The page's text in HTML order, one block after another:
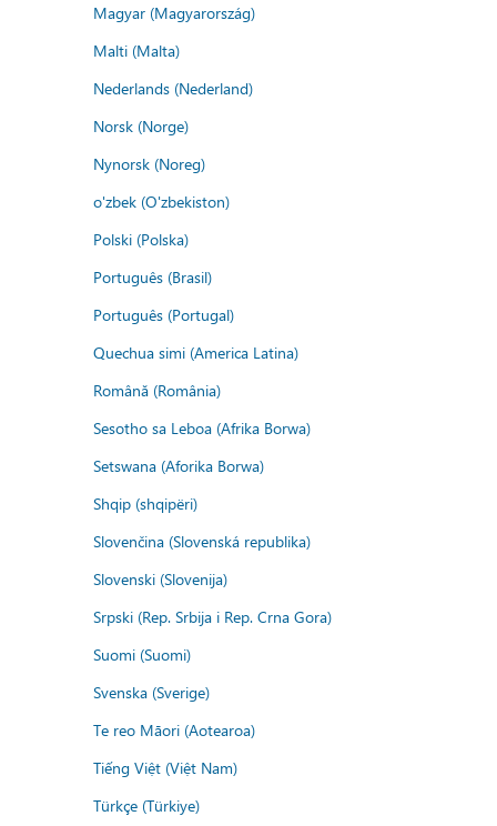
Magyar (Magyarország)
Malti (Malta)
Nederlands (Nederland)
Norsk (Norge)
Nynorsk (Noreg)
o'zbek (O'zbekiston)
Polski (Polska)
Português (Brasil)
Português (Portugal)
Quechua simi (America Latina)
Română (România)
Sesotho sa Leboa (Afrika Borwa)
Setswana (Aforika Borwa)
Shqip (shqipëri)
Slovenčina (Slovenská republika)
Slovenski (Slovenija)
Srpski (Rep. Srbija i Rep. Crna Gora)
Suomi (Suomi)
Svenska (Sverige)
Te reo Māori (Aotearoa)
Tiếng Việt (Việt Nam)
Türkçe (Türkiye)